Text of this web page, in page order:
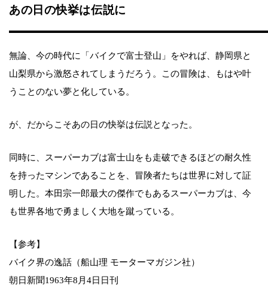
あの日の快挙は伝説に
無論、今の時代に「バイクで富士登山」をやれば、静岡県と
山梨県から激怒されてしまうだろう。この冒険は、もはや叶
うことのない夢と化している。
が、だからこそあの日の快挙は伝説となった。
同時に、スーパーカブは富士山をも走破できるほどの耐久性
を持ったマシンであることを、冒険者たちは世界に対して証
明した。本田宗一郎最大の傑作でもあるスーパーカブは、今
も世界各地で勇ましく大地を蹴っている。
【参考】
バイク界の逸話（船山理 モーターマガジン社）
朝日新聞1963年8月4日日刊